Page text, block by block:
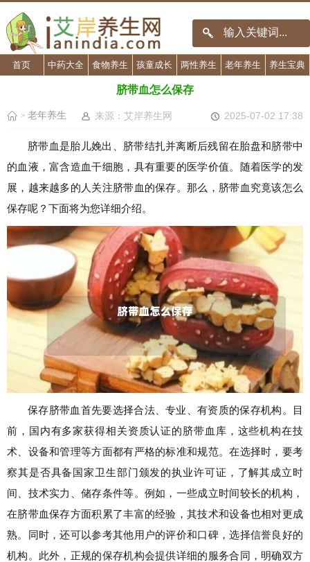
首页 中药大全 食物养生 孩童成长 两性养生 老年养生 养生宝典
脐带血怎么保存
> 老年养生 来源：艾岸养生网 2025-07-02 17:38
脐带血是胎儿娩出、脐带结扎并离断后残留在胎盘和脐带中
的血液，富含造血干细胞，具有重要的医学价值。随着医学的发
展，越来越多的人关注脐带血的保存。那么，脐带血究竟该怎么
保存呢？下面将为您详细介绍。
保存脐带血首先要选择合法、专业、有资质的保存机构。目
前，国内有多家获得相关资质认证的脐带血库，这些机构在技
术、设备和管理等方面都有严格的标准和规范。在选择时，要考
察其是否具备国家卫生部门颁发的执业许可证，了解其成立时
间、技术实力、储存条件等。例如，一些成立时间较长的机构，
在脐带血保存方面积累了丰富的经验，其技术和设备也相对更成
熟。同时，还可以参考其他用户的评价和口碑，选择信誉良好的
机构。此外，正规的保存机构会提供详细的服务合同，明确双方